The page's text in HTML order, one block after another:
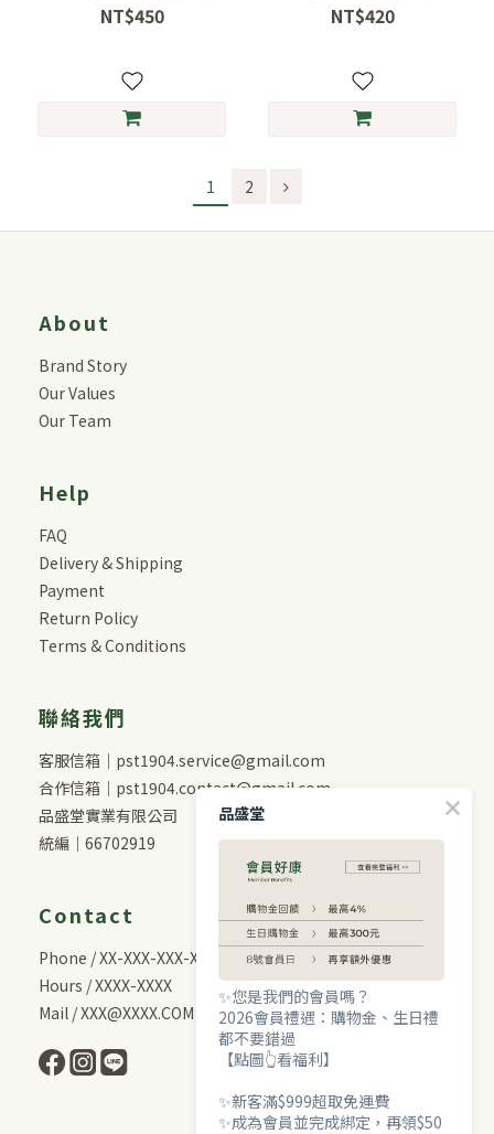
NT$450 NT$420
1 2
About
Brand Story
Our Values
Our Team
Help
FAQ
Delivery & Shipping
Payment
Return Policy
Terms & Conditions
聯絡我們
客服信箱｜pst1904.service@gmail.com
合作信箱｜pst1904.contact@gmail.com
品盛堂實業有限公司
統編｜66702919
Contact
Phone / XX-XXX-XXX-XXX
Hours / XXXX-XXXX
Mail / XXX@XXXX.COM
品盛堂
✨您是我們的會員嗎？
2026會員禮遇：購物金、生日禮
都不要錯過
【點圖👆看福利】
✨新客滿$999超取免運費
✨成為會員並完成綁定，再領$50